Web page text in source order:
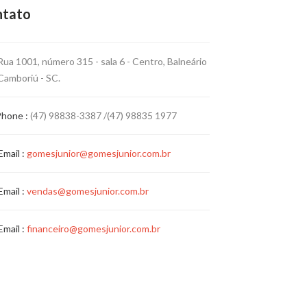
1001, número 315 - sala 6 - Centro, Balneário
- SC.
: (47) 98838-3387 /(47) 98835 1977
: gomesjunior@gomesjunior.com.br
: vendas@gomesjunior.com.br
: financeiro@gomesjunior.com.br